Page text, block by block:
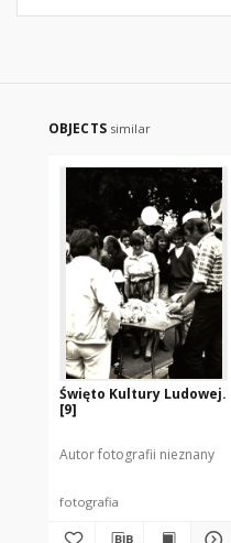
OBJECTS similar
Święto Kultury Ludowej.
[9]
Autor fotografii nieznany
fotografia